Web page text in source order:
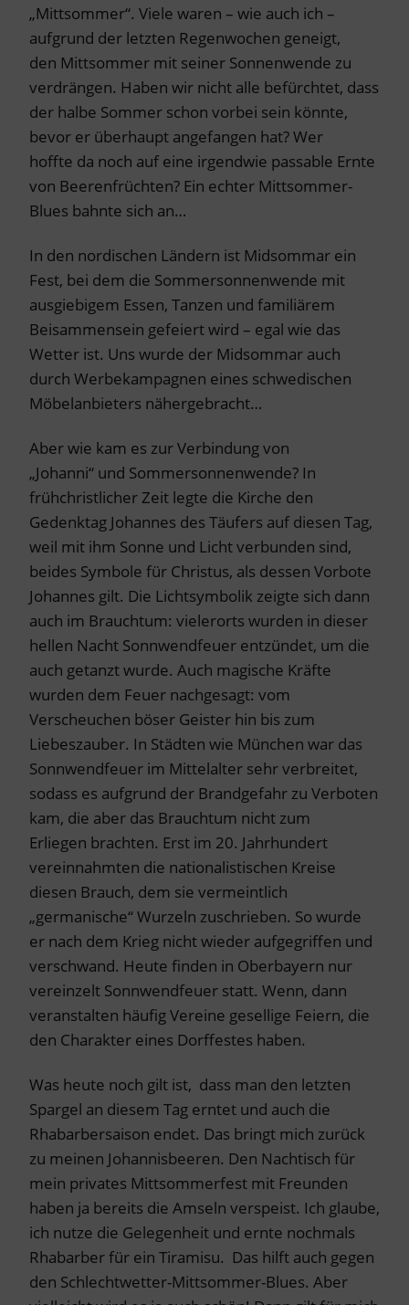
„Mittsommer“. Viele waren – wie auch ich –
aufgrund der letzten Regenwochen geneigt,
den Mittsommer mit seiner Sonnenwende zu
verdrängen. Haben wir nicht alle befürchtet, dass
der halbe Sommer schon vorbei sein könnte,
bevor er überhaupt angefangen hat? Wer
hoffte da noch auf eine irgendwie passable Ernte
von Beerenfrüchten? Ein echter Mittsommer-
Blues bahnte sich an…
In den nordischen Ländern ist Midsommar ein
Fest, bei dem die Sommersonnenwende mit
ausgiebigem Essen, Tanzen und familiärem
Beisammensein gefeiert wird – egal wie das
Wetter ist. Uns wurde der Midsommar auch
durch Werbekampagnen eines schwedischen
Möbelanbieters nähergebracht…
Aber wie kam es zur Verbindung von
„Johanni“ und Sommersonnenwende? In
frühchristlicher Zeit legte die Kirche den
Gedenktag Johannes des Täufers auf diesen Tag,
weil mit ihm Sonne und Licht verbunden sind,
beides Symbole für Christus, als dessen Vorbote
Johannes gilt. Die Lichtsymbolik zeigte sich dann
auch im Brauchtum: vielerorts wurden in dieser
hellen Nacht Sonnwendfeuer entzündet, um die
auch getanzt wurde. Auch magische Kräfte
wurden dem Feuer nachgesagt: vom
Verscheuchen böser Geister hin bis zum
Liebeszauber. In Städten wie München war das
Sonnwendfeuer im Mittelalter sehr verbreitet,
sodass es aufgrund der Brandgefahr zu Verboten
kam, die aber das Brauchtum nicht zum
Erliegen brachten. Erst im 20. Jahrhundert
vereinnahmten die nationalistischen Kreise
diesen Brauch, dem sie vermeintlich
„germanische“ Wurzeln zuschrieben. So wurde
er nach dem Krieg nicht wieder aufgegriffen und
verschwand. Heute finden in Oberbayern nur
vereinzelt Sonnwendfeuer statt. Wenn, dann
veranstalten häufig Vereine gesellige Feiern, die
den Charakter eines Dorffestes haben.
Was heute noch gilt ist, dass man den letzten
Spargel an diesem Tag erntet und auch die
Rhabarbersaison endet. Das bringt mich zurück
zu meinen Johannisbeeren. Den Nachtisch für
mein privates Mittsommerfest mit Freunden
haben ja bereits die Amseln verspeist. Ich glaube,
ich nutze die Gelegenheit und ernte nochmals
Rhabarber für ein Tiramisu. Das hilft auch gegen
den Schlechtwetter-Mittsommer-Blues. Aber